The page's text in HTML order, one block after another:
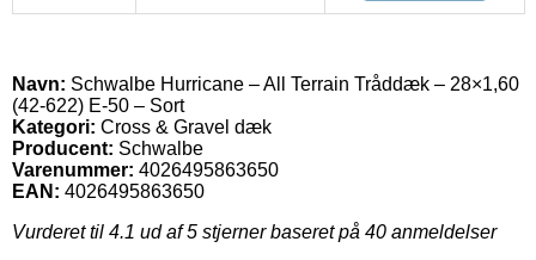
Navn: Schwalbe Hurricane – All Terrain Tråddæk – 28×1,60
(42-622) E-50 – Sort
Kategori: Cross & Gravel dæk
Producent: Schwalbe
Varenummer: 4026495863650
EAN: 4026495863650
Vurderet til 4.1 ud af 5 stjerner baseret på 40 anmeldelser